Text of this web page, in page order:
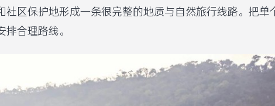
区保护地形成一条很完整的地质与自然旅行线路。把单
合理路线。